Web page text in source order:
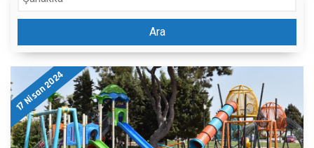
Ara
17 Nisan 2024